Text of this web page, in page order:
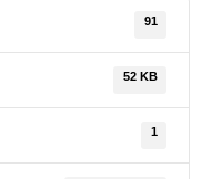
91
52 KB
1